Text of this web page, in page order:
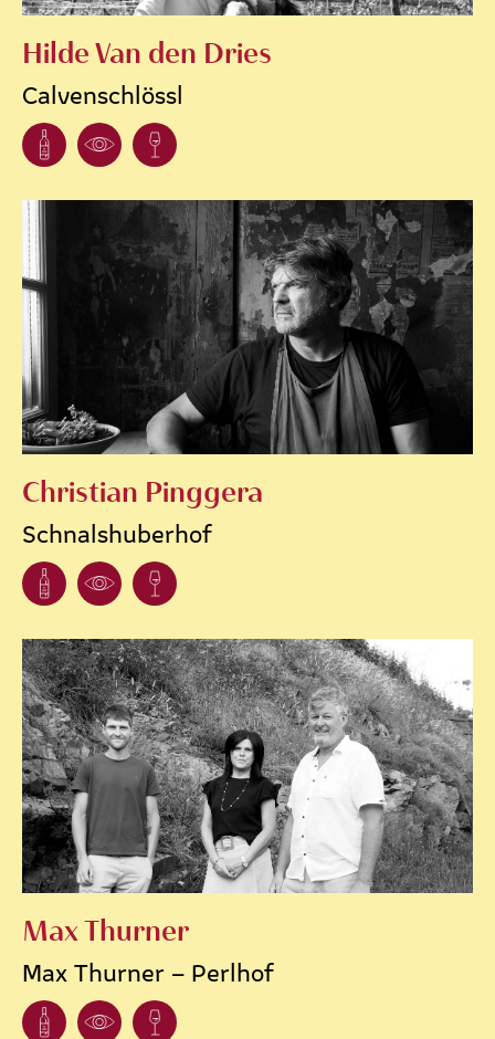
Hilde Van den Dries
Calvenschlössl
Christian Pinggera
Schnalshuberhof
Max Thurner
Max Thurner – Perlhof